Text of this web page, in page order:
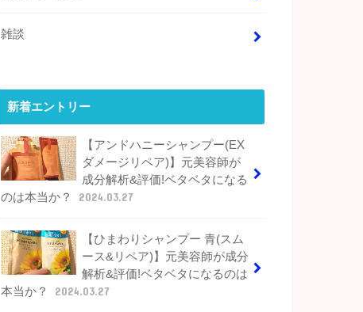
雑談
新着エントリー
【アンドハニーシャンプー(EX
ダメージリペア)】元美容師が
成分解析&評価!ベタベタになる
のは本当か？
2024.03.27
【ひまわりシャンプー 青(スム
ース&リペア)】元美容師が成分
解析&評価!ベタベタになるのは
本当か？
2024.03.27